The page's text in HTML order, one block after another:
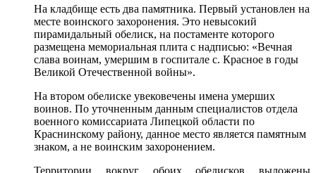
На кладбище есть два памятника. Первый установлен на
месте воинского захоронения. Это невысокий
пирамидальный обелиск, на постаменте которого
размещена мемориальная плита с надписью: «Вечная
слава воинам, умершим в госпитале с. Красное в годы
Великой Отечественной войны».
На втором обелиске увековечены имена умерших
воинов. По уточненным данным специалистов отдела
военного комиссариата Липецкой области по
Краснинскому району, данное место является памятным
знаком, а не воинским захоронением.